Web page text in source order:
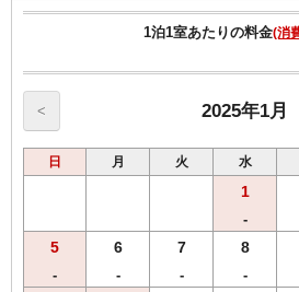
1階 ぎんざ
営業時間 朝食6:30～9:00 夕食17:30～
【和食】・【洋食】からお選び頂けます。
◆ご夕食◆
~【うな重】御膳~
・胡瓜の梅和え
・葱の白和え
・香の物
1泊1室あたりの料金(消
< 2025年1月
日 月 火 水
1
-
5
-
6
-
7
-
8
-